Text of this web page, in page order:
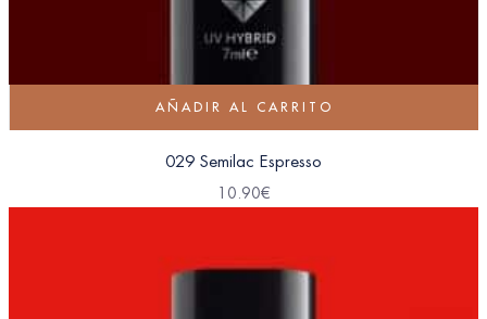
AÑADIR AL CARRITO
029 Semilac Espresso
10.90€